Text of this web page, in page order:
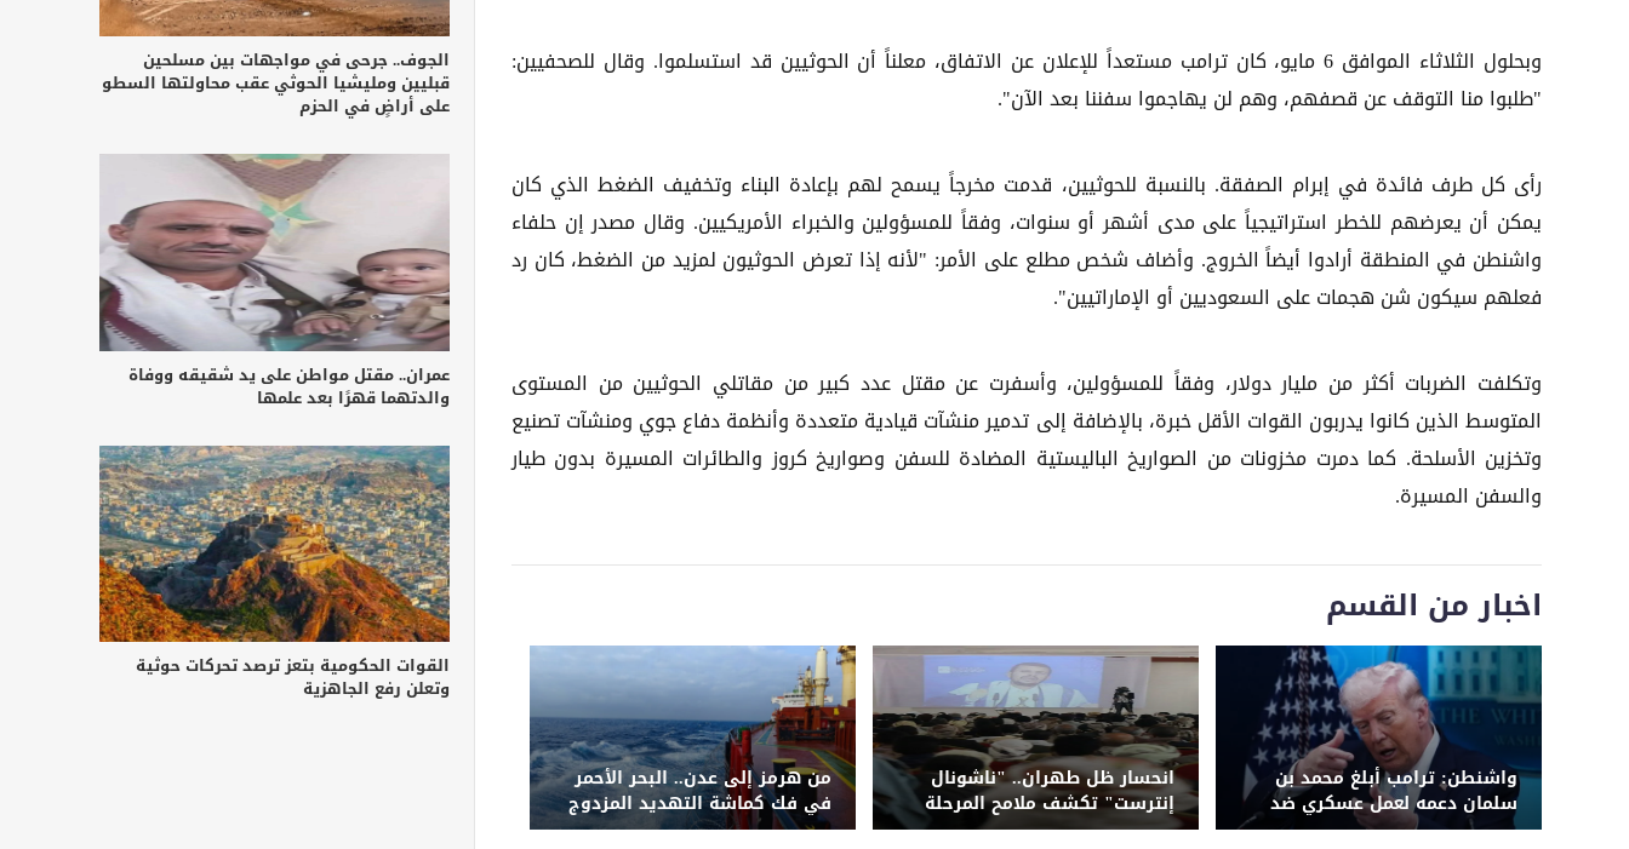
وبحلول الثلاثاء الموافق 6 مايو، كان ترامب مستعداً للإعلان عن الاتفاق، معلناً أن الحوثيين قد استسلموا. وقال للصحفيين:
"طلبوا منا التوقف عن قصفهم، وهم لن يهاجموا سفننا بعد الآن".
رأى كل طرف فائدة في إبرام الصفقة. بالنسبة للحوثيين، قدمت مخرجاً يسمح لهم بإعادة البناء وتخفيف الضغط الذي كان
يمكن أن يعرضهم للخطر استراتيجياً على مدى أشهر أو سنوات، وفقاً للمسؤولين والخبراء الأمريكيين. وقال مصدر إن حلفاء
واشنطن في المنطقة أرادوا أيضاً الخروج. وأضاف شخص مطلع على الأمر: "لأنه إذا تعرض الحوثيون لمزيد من الضغط، كان رد
فعلهم سيكون شن هجمات على السعوديين أو الإماراتيين".
وتكلفت الضربات أكثر من مليار دولار، وفقاً للمسؤولين، وأسفرت عن مقتل عدد كبير من مقاتلي الحوثيين من المستوى
المتوسط الذين كانوا يدربون القوات الأقل خبرة، بالإضافة إلى تدمير منشآت قيادية متعددة وأنظمة دفاع جوي ومنشآت تصنيع
وتخزين الأسلحة. كما دمرت مخزونات من الصواريخ الباليستية المضادة للسفن وصواريخ كروز والطائرات المسيرة بدون طيار
والسفن المسيرة.
اخبار من القسم
واشنطن: ترامب أبلغ محمد بن
سلمان دعمه لعمل عسكري ضد
الحوثيين قبل استهداف مطار
انحسار ظل طهران.. "ناشونال
إنترست" تكشف ملامح المرحلة
الأكثر هشاشة لمليشيا الحوثي
من هرمز إلى عدن.. البحر الأحمر
في فك كماشة التهديد المزدوج
للحوثيين وتحالف قراصنة الصومال
الجوف.. جرحى في مواجهات بين مسلحين
قبليين ومليشيا الحوثي عقب محاولتها السطو
على أراضٍ في الحزم
عمران.. مقتل مواطن على يد شقيقه ووفاة
والدتهما قهرًا بعد علمها
القوات الحكومية بتعز ترصد تحركات حوثية
وتعلن رفع الجاهزية